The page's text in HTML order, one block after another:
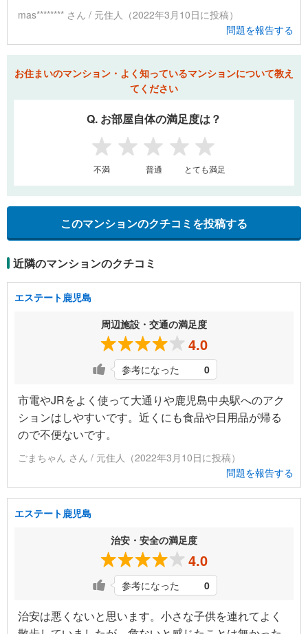
mas******** さん / 元住人（2022年3月10日に投稿）
問題を報告する
お住まいのマンション・よく知っているマンションについて教え
てください
Q. お部屋自体の満足度は？
1 2 3 4 5
不満 普通 とても満足
このマンションのクチコミを投稿する
近隣のマンションのクチコミ
エステート鹿児島
周辺施設・交通の満足度
4.0
参考になった 0
市電やJRをよく使って大通りや鹿児島中央駅へのアク
ションはしやすいです。近くにも食品や日用品が帰る
ので不便ないです。
ごまちゃん さん / 元住人（2022年3月10日に投稿）
問題を報告する
エステート鹿児島
治安・安全の満足度
4.0
参考になった 0
治安は悪くないと思います。小さな子供を連れてよく